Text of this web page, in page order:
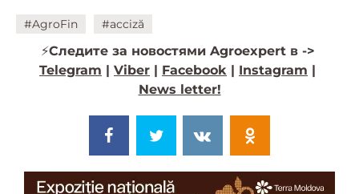
#AgroFin #acciză
⚡️Следите за новостями Agroexpert в ->
Telegram
Viber Facebook Instagram
News letter!